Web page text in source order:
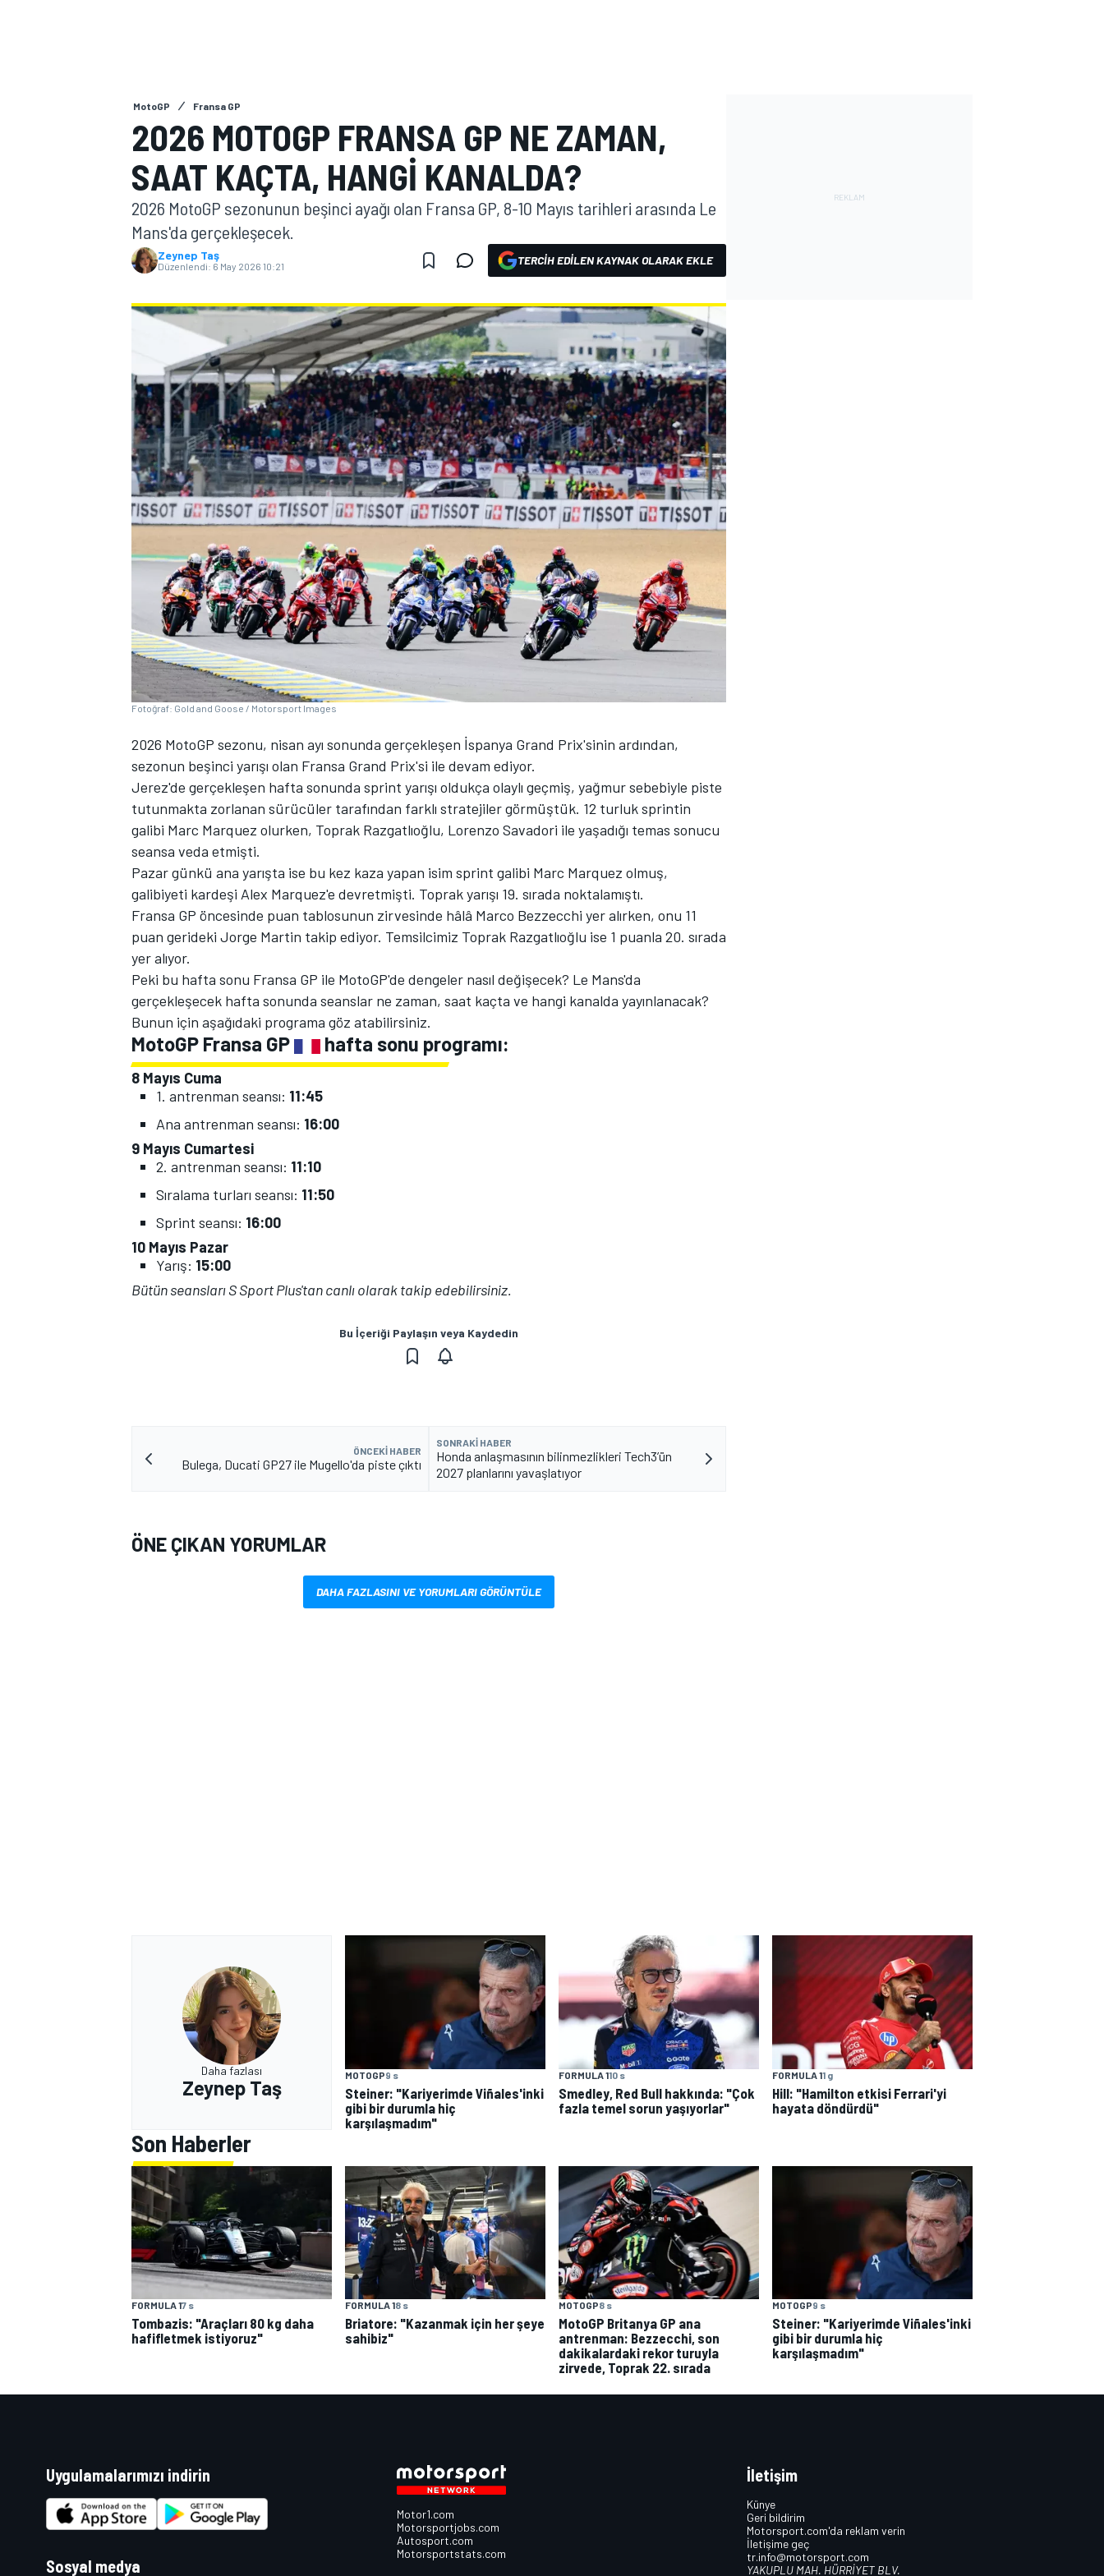
WORLD SUPERBIKE
WRC
TÜRK SPORCULAR
MotoGP Fransa GP
2026 MOTOGP FRANSA GP NE ZAMAN,
SAAT KAÇTA, HANGI KANALDA?
2026 MotoGP sezonunun beşinci ayağı olan Fransa GP, 8-10 Mayıs tarihleri arasında Le
Mans'da gerçekleşecek.
Zeynep Taş
Düzenlendi: 6 May 2026 10:21 TERCIH EDILEN KAYNAK OLARAK EKLE
Fotoğraf: Gold and Goose / Motorsport Images
2026 MotoGP sezonu, nisan ayı sonunda gerçekleşen İspanya Grand Prix'sinin ardından,
sezonun beşinci yarışı olan Fransa Grand Prix'si ile devam ediyor.
Jerez'de gerçekleşen hafta sonunda sprint yarışı oldukça olaylı geçmiş, yağmur sebebiyle piste
tutunmakta zorlanan sürücüler tarafından farklı stratejiler görmüştük. 12 turluk sprintin
galibi Marc Marquez olurken, Toprak Razgatlıoğlu, Lorenzo Savadori ile yaşadığı temas sonucu
seansa veda etmişti.
Pazar günkü ana yarışta ise bu kez kaza yapan isim sprint galibi Marc Marquez olmuş,
galibiyeti kardeşi Alex Marquez'e devretmişti. Toprak yarışı 19. sırada noktalamıştı.
Fransa GP öncesinde puan tablosunun zirvesinde hâlâ Marco Bezzecchi yer alırken, onu 11
puan gerideki Jorge Martin takip ediyor. Temsilcimiz Toprak Razgatlıoğlu ise 1 puanla 20. sırada
yer alıyor.
Peki bu hafta sonu Fransa GP ile MotoGP'de dengeler nasıl değişecek? Le Mans'da
gerçekleşecek hafta sonunda seanslar ne zaman, saat kaçta ve hangi kanalda yayınlanacak?
Bunun için aşağıdaki programa göz atabilirsiniz.
MotoGP Fransa GP hafta sonu programı:
8 Mayıs Cuma
1. antrenman seansı: 11:45
Ana antrenman seansı: 16:00
9 Mayıs Cumartesi
2. antrenman seansı: 11:10
Sıralama turları seansı: 11:50
Sprint seansı: 16:00
10 Mayıs Pazar
Yarış: 15:00
Bütün seansları S Sport Plus'tan canlı olarak takip edebilirsiniz.
Bu İçeriği Paylaşın veya Kaydedin
ÖNCEKI HABER
Bulega, Ducati GP27 ile Mugello'da piste çıktı
SONRAKI HABER
Honda anlaşmasının bilinmezlikleri Tech3’ün
2027 planlarını yavaşlatıyor
ÖNE ÇIKAN YORUMLAR
DAHA FAZLASINI VE YORUMLARI GÖRÜNTÜLE
Daha fazlası
Zeynep Taş
MOTOGP9 s
Steiner: "Kariyerimde Viñales'inki
gibi bir durumla hiç
karşılaşmadım"
FORMULA 110 s
Smedley, Red Bull hakkında: "Çok
fazla temel sorun yaşıyorlar"
FORMULA 11 g
Hill: "Hamilton etkisi Ferrari'yi
hayata döndürdü"
Son Haberler
FORMULA 17 s
Tombazis: "Araçları 80 kg daha
hafifletmek istiyoruz"
FORMULA 18 s
Briatore: "Kazanmak için her şeye
sahibiz"
MOTOGP8 s
MotoGP Britanya GP ana
antrenman: Bezzecchi, son
dakikalardaki rekor turuyla
zirvede, Toprak 22. sırada
MOTOGP9 s
Steiner: "Kariyerimde Viñales'inki
gibi bir durumla hiç
karşılaşmadım"
Uygulamalarımızı indirin
Sosyal medya
Motor1.com
Motorsportjobs.com
Autosport.com
Motorsportstats.com
İletişim
Künye
Geri bildirim
Motorsport.com'da reklam verin
İletişime geç
tr.info@motorsport.com
YAKUPLU MAH. HÜRRİYET BLV.